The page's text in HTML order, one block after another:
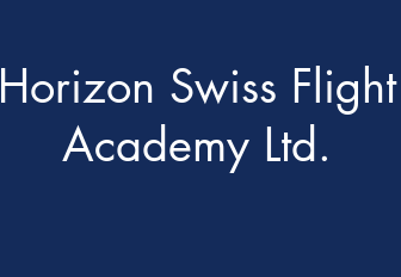
Horizon Swiss Flight
Academy Ltd.